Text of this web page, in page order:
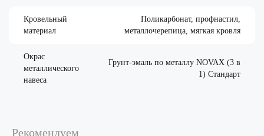
Кровельный
материал
Поликарбонат, профнастил,
металлочерепица, мягкая кровля
Окрас
металлического
навеса
Грунт-эмаль по металлу NOVAX (3 в
1) Стандарт
Рекомендуем